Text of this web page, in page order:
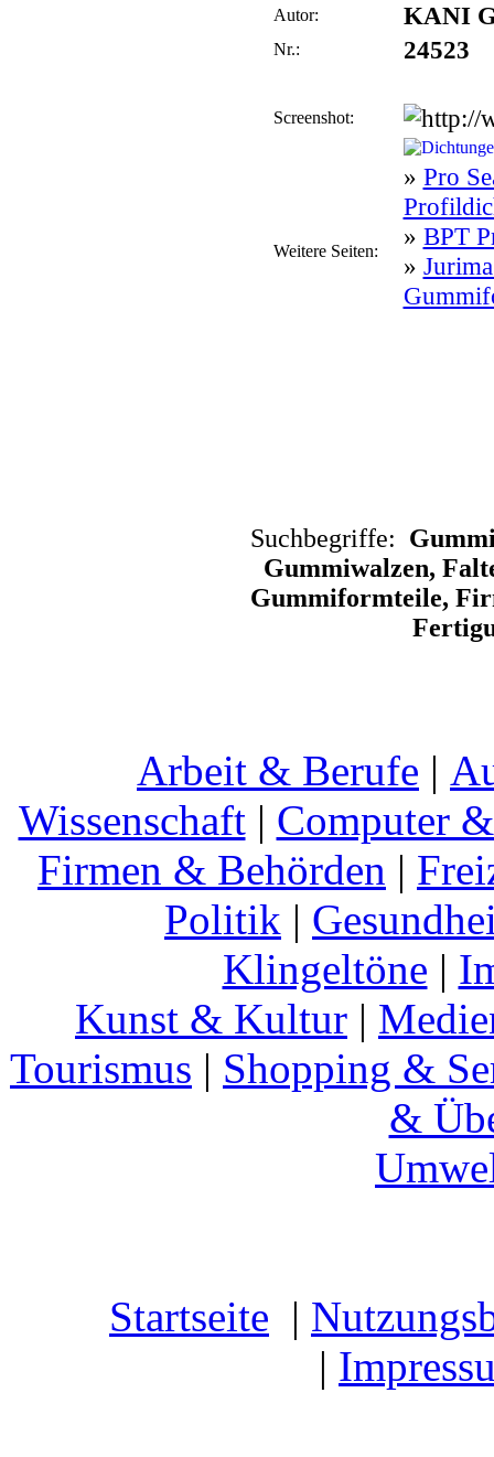
Autor: KANI
Nr.: 24523
Screenshot:
Weitere Seiten:
» Pro
» BPT
»
Suchbegriffe:
Gummiwalzen,
Gummiformteile,
Arbeit & Berufe |
Wissenschaft| Computer
Firmen & Behörden |
Politik |
Klingeltöne |
Kunst & Kultur |
Tourismus | Shopping &
&
Startseite |
|